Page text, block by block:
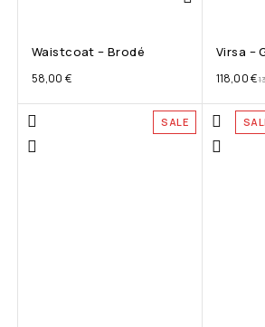
Waistcoat – Brodé
58,00 €
Virsa –
118,00€
SALE